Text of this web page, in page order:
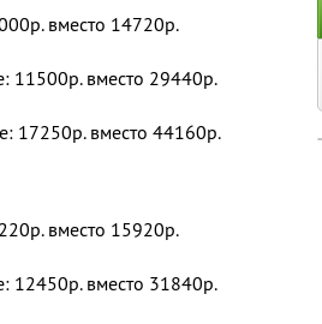
вместо 14720р.
11500р. вместо 29440р.
17250р. вместо 44160р.
вместо 15920р.
12450р. вместо 31840р.